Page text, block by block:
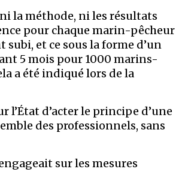
la méthode, ni les résultats
pour chaque marin-pêcheur
et ce sous la forme d’un
5 mois pour 1000 marins-
a été indiqué lors de la
l’État d’acter le principe d’une
des professionnels, sans
sur les mesures